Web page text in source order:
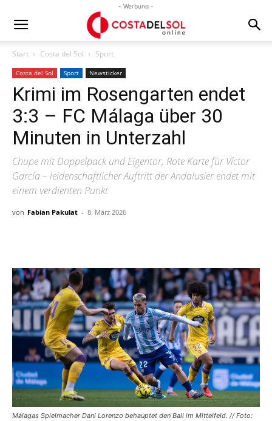
- Werbung -
Start Costa del Sol Sport
Costa del Sol Sport Newsticker
Krimi im Rosengarten endet
3:3 – FC Málaga über 30
Minuten in Unterzahl
Chupe mit Doppelpack und Eigentor, Rote Karte für Víctor
García – leidenschaftlicher Auftritt der Andalusier endet mit
einem verdienten Punkt
von Fabian Pakulat - 8. März 2026
Málagas Spielmacher Dani Lorenzo behauptet den Ball im Mittelfeld. // Foto: